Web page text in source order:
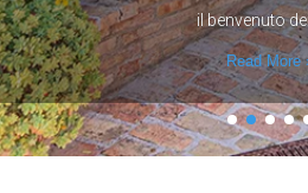
il benvenuto
Read More